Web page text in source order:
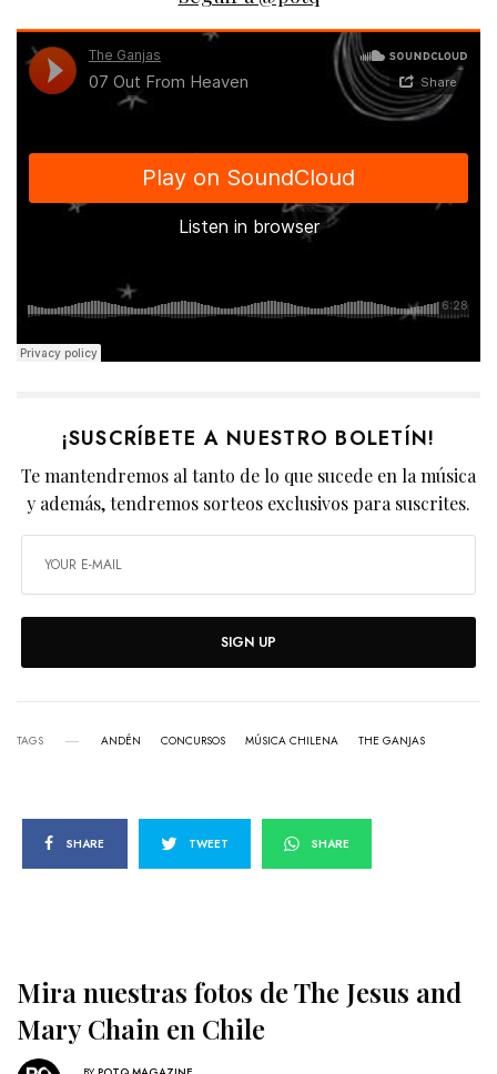
¡SUSCRÍBETE A NUESTRO BOLETÍN!
Te mantendremos al tanto de lo que sucede en la música
y además, tendremos sorteos exclusivos para suscrites.
SIGN UP
TAGS ANDÉN CONCURSOS MÚSICA CHILENA THE GANJAS
SHARE TWEET SHARE
Mira nuestras fotos de The Jesus and
Mary Chain en Chile